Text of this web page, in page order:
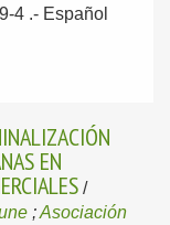
4 .- Español
EN
/
;Asociación